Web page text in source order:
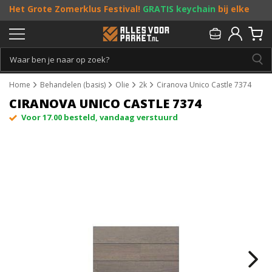
Het Grote Zomerklus Festival! GRATIS keychain bij elke
bestelling vanaf €25, entoffe acties! Doe je mee?
Persoonlijk & gratis advies:013 - 207 00 01
Home Behandelen (basis) Olie 2k Ciranova Unico Castle 7374
CIRANOVA UNICO CASTLE 7374
Voor 17.00 besteld, vandaag verstuurd